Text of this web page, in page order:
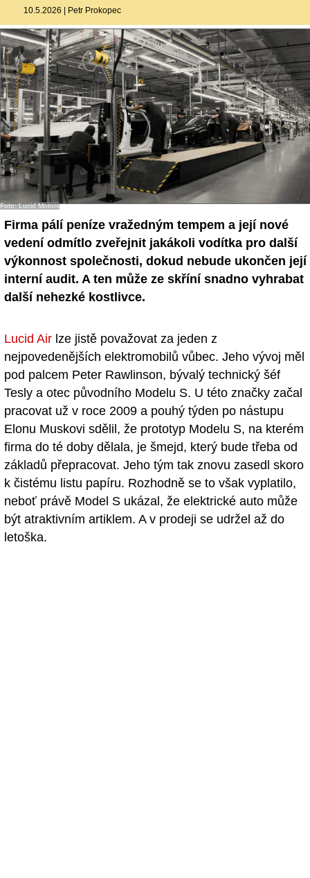
10.5.2026 | Petr Prokopec
Foto: Lucid Motors
Firma pálí peníze vražedným tempem a její nové
vedení odmítlo zveřejnit jakákoli vodítka pro další
výkonnost společnosti, dokud nebude ukončen její
interní audit. A ten může ze skříní snadno vyhrabat
další nehezké kostlivce.
Lucid Air lze jistě považovat za jeden z
nejpovedenějších elektromobilů vůbec. Jeho vývoj měl
pod palcem Peter Rawlinson, bývalý technický šéf
Tesly a otec původního Modelu S. U této značky začal
pracovat už v roce 2009 a pouhý týden po nástupu
Elonu Muskovi sdělil, že prototyp Modelu S, na kterém
firma do té doby dělala, je šmejd, který bude třeba od
základů přepracovat. Jeho tým tak znovu zasedl skoro
k čistému listu papíru. Rozhodně se to však vyplatilo,
neboť právě Model S ukázal, že elektrické auto může
být atraktivním artiklem. A v prodeji se udržel až do
letoška.